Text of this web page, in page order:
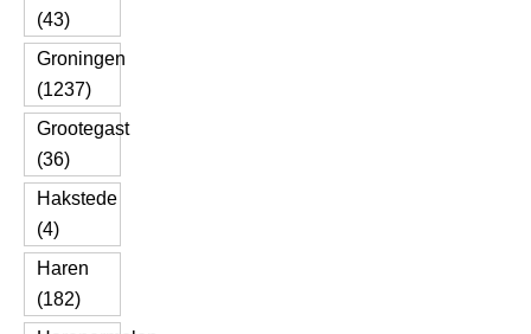
(43)
Groningen
(1237)
Grootegast
(36)
Hakstede
(4)
Haren
(182)